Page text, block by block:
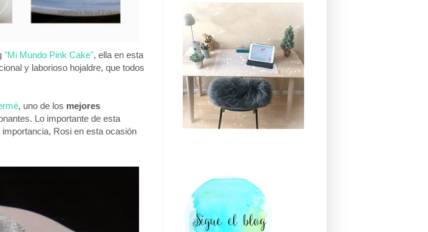
"Mi Mundo Pink Cake", ella en esta
y laborioso hojaldre, que todos
, uno de los mejores
Lo importante de esta
Rosi en esta ocasión